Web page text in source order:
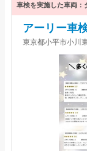
車検を実施した車両：
アーリー車
東京都小平市小川